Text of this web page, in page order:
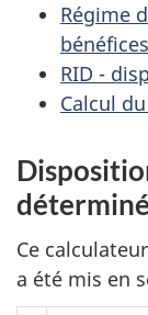
Régime
RID -
Calcul
Ce
a été mis en